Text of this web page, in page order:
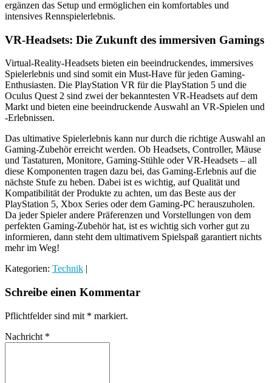
ergänzen das Setup und ermöglichen ein komfortables und
intensives Rennspielerlebnis.
VR-Headsets: Die Zukunft des immersiven Gamings
Virtual-Reality-Headsets bieten ein beeindruckendes, immersives
Spielerlebnis und sind somit ein Must-Have für jeden Gaming-
Enthusiasten. Die PlayStation VR für die PlayStation 5 und die
Oculus Quest 2 sind zwei der bekanntesten VR-Headsets auf dem
Markt und bieten eine beeindruckende Auswahl an VR-Spielen und
-Erlebnissen.
Das ultimative Spielerlebnis kann nur durch die richtige Auswahl an
Gaming-Zubehör erreicht werden. Ob Headsets, Controller, Mäuse
und Tastaturen, Monitore, Gaming-Stühle oder VR-Headsets – all
diese Komponenten tragen dazu bei, das Gaming-Erlebnis auf die
nächste Stufe zu heben. Dabei ist es wichtig, auf Qualität und
Kompatibilität der Produkte zu achten, um das Beste aus der
PlayStation 5, Xbox Series oder dem Gaming-PC herauszuholen.
Da jeder Spieler andere Präferenzen und Vorstellungen von dem
perfekten Gaming-Zubehör hat, ist es wichtig sich vorher gut zu
informieren, dann steht dem ultimativem Spielspaß garantiert nichts
mehr im Weg!
Kategorien: Technik |
Schreibe einen Kommentar
Pflichtfelder sind mit * markiert.
Nachricht *